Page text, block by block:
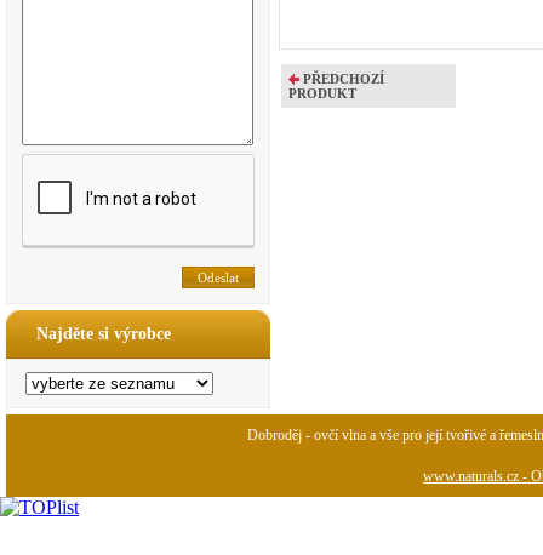
Najděte si výrobce
PŘEDCHOZÍ
PRODUKT
Dobroděj - ovčí vlna a vše pro její tvořivé a
www.naturals.cz -